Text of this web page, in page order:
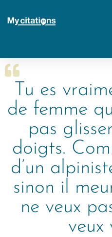
Tu es
de femme
pas
doigts.
d’un
sinon il
ne veux
veux